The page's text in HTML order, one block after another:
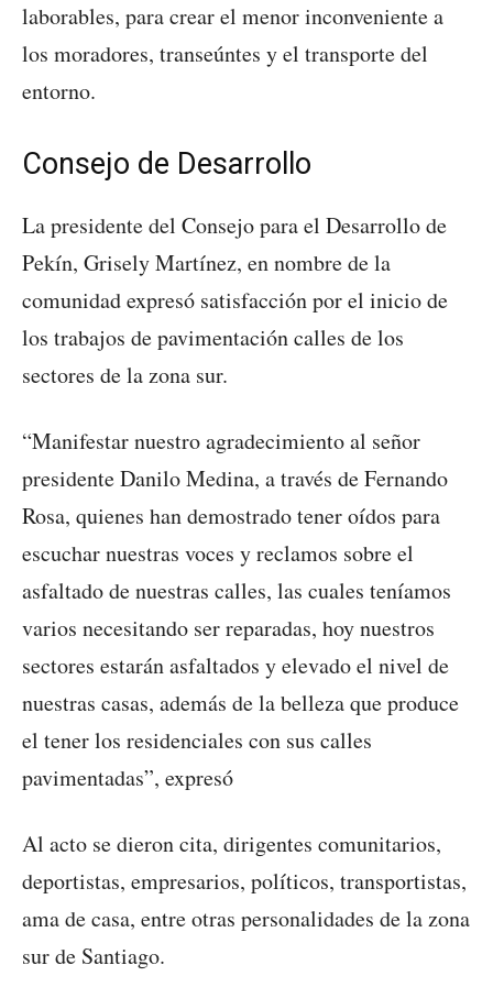
laborables, para crear el menor inconveniente a
los moradores, transeúntes y el transporte del
entorno.
Consejo de Desarrollo
La presidente del Consejo para el Desarrollo de
Pekín, Grisely Martínez, en nombre de la
comunidad expresó satisfacción por el inicio de
los trabajos de pavimentación calles de los
sectores de la zona sur.
“Manifestar nuestro agradecimiento al señor
presidente Danilo Medina, a través de Fernando
Rosa, quienes han demostrado tener oídos para
escuchar nuestras voces y reclamos sobre el
asfaltado de nuestras calles, las cuales teníamos
varios necesitando ser reparadas, hoy nuestros
sectores estarán asfaltados y elevado el nivel de
nuestras casas, además de la belleza que produce
el tener los residenciales con sus calles
pavimentadas”, expresó
Al acto se dieron cita, dirigentes comunitarios,
deportistas, empresarios, políticos, transportistas,
ama de casa, entre otras personalidades de la zona
sur de Santiago.